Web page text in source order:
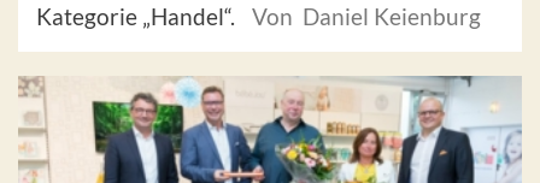
Kategorie „Handel“.
Von Daniel Keienburg